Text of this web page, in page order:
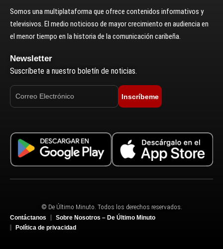
Somos una multiplataforma que ofrece contenidos informativos y
televisivos. El medio noticioso de mayor crecimiento en audiencia en
el menor tiempo en la historia de la comunicación caribeña.
Newsletter
Suscríbete a nuestro boletín de noticias.
Inscríbeme
© De Último Minuto. Todos los derechos reservados.
Contáctanos
Sobre Nosotros – De Último Minuto
Política de privacidad